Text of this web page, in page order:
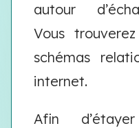
autour
Vous
schémas
internet.
Afin